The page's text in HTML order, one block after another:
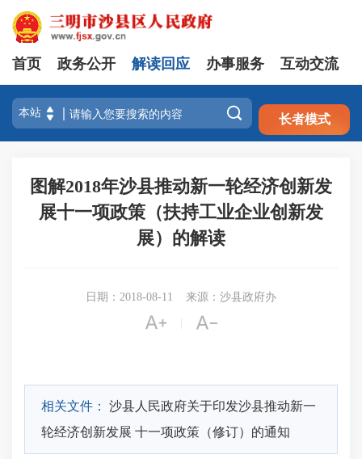
注册 登录
首页 政务公开 解读回应 办事服务 互动交流
 长者模式
图解2018年沙县推动新一轮经济创新发
展十一项政策（扶持工业企业创新发
展）的解读
日期：2018-08-11 来源：沙县政府办
 
相关文件：
沙县人民政府关于印发沙县推动新一
轮经济创新发展 十一项政策（修订）的通知